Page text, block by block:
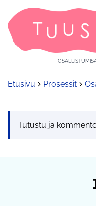
Etusivu Prosessit
Tutustu ja